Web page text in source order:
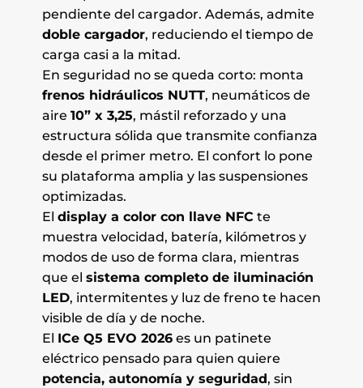
pendiente del cargador. Además, admite
doble cargador, reduciendo el tiempo de
carga casi a la mitad.
En seguridad no se queda corto: monta
frenos hidráulicos NUTT, neumáticos de
aire 10” x 3,25, mástil reforzado y una
estructura sólida que transmite confianza
desde el primer metro. El confort lo pone
su plataforma amplia y las suspensiones
optimizadas.
El display a color con llave NFC te
muestra velocidad, batería, kilómetros y
modos de uso de forma clara, mientras
que el sistema completo de iluminación
LED, intermitentes y luz de freno te hacen
visible de día y de noche.
El ICe Q5 EVO 2026es un patinete
eléctrico pensado para quien quiere
potencia, autonomía y seguridad, sin